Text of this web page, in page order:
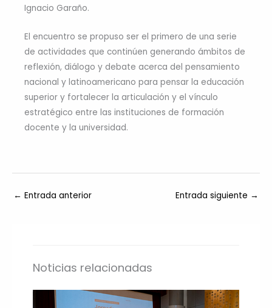
Ignacio Garaño.
El encuentro se propuso ser el primero de una serie
de actividades que continúen generando ámbitos de
reflexión, diálogo y debate acerca del pensamiento
nacional y latinoamericano para pensar la educación
superior y fortalecer la articulación y el vínculo
estratégico entre las instituciones de formación
docente y la universidad.
← Entrada anterior Entrada siguiente →
Noticias relacionadas